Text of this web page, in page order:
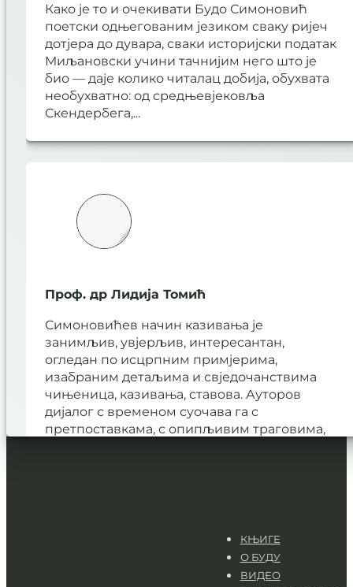
Како је то и очекивати Будо Симоновић
поетски одњегованим језиком сваку ријеч
дотјера до дувара, сваки историјски податак
Миљановски учини тачнијим него што је
био — даје колико читалац добија, обухвата
необухватно: од средњевјековља
Скендербега,...
Проф. др Лидија Томић
Симоновићев начин казивања је
занимљив, увјерљив, интересантан,
огледан по исцрпним примјерима,
изабраним детаљима и свједочанствима
чињеница, казивања, ставова. Ауторов
дијалог с временом суочава га с
претпоставкама, с опипљивим траговима,
КЊИГЕ
О БУДУ
ВИДЕО